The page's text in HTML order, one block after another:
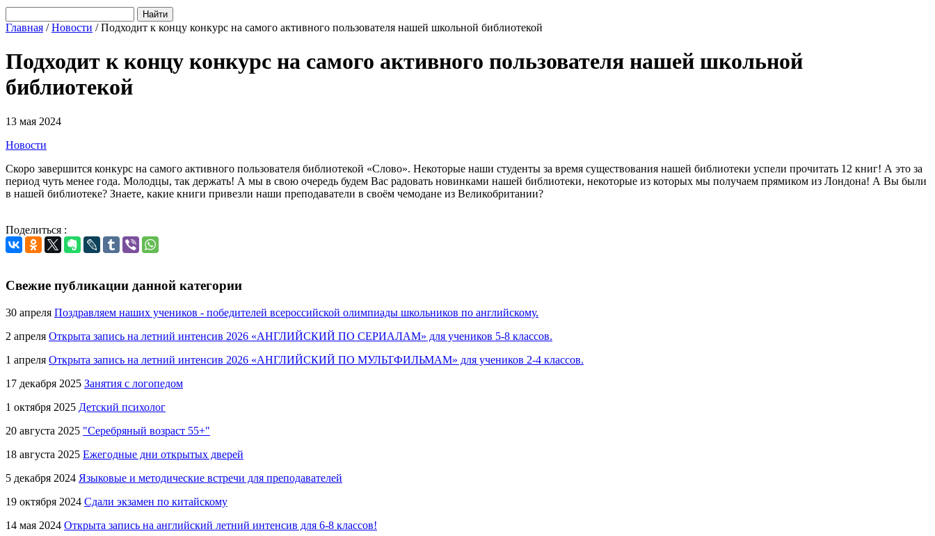
Найти
Главная /Новости /Подходит к концу конкурс на самого активного пользователя нашей школьной библиотекой
Подходит к концу конкурс на самого активного пользователя нашей школьной
библиотекой
13 мая 2024
Новости
Скоро завершится конкурс на самого активного пользователя библиотекой «Слово». Некоторые наши студенты за время существования нашей библиотеки успели прочитать 12 книг! А это за
период чуть менее года. Молодцы, так держать! А мы в свою очередь будем Вас радовать новинками нашей библиотеки, некоторые из которых мы получаем прямиком из Лондона! А Вы были
в нашей библиотеке? Знаете, какие книги привезли наши преподаватели в своём чемодане из Великобритании?
Поделиться :
Свежие публикации данной категории
30 апреля Поздравляем наших учеников - победителей всероссийской олимпиады школьников по английскому.
2 апреля Открыта запись на летний интенсив 2026 «АНГЛИЙСКИЙ ПО СЕРИАЛАМ» для учеников 5-8 классов.
1 апреля Открыта запись на летний интенсив 2026 «АНГЛИЙСКИЙ ПО МУЛЬТФИЛЬМАМ» для учеников 2-4 классов.
17 декабря 2025 Занятия с логопедом
1 октября 2025 Детский психолог
20 августа 2025 "Серебряный возраст 55+"
18 августа 2025 Ежегодные дни открытых дверей
5 декабря 2024 Языковые и методические встречи для преподавателей
19 октября 2024 Сдали экзамен по китайскому
14 мая 2024 Открыта запись на английский летний интенсив для 6-8 классов!